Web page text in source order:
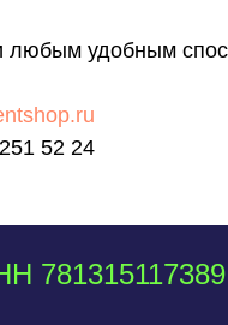
любым удобным
52 24
781315117389